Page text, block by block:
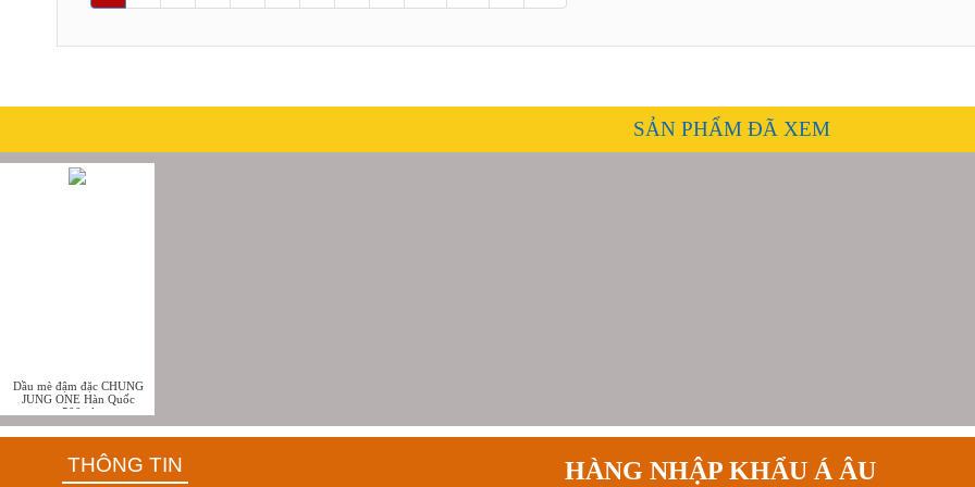
SẢN PHẨM ĐÃ XEM
Dầu mè đậm đặc CHUNG
JUNG ONE Hàn Quốc
500ml
THÔNG TIN HÀNG NHẬP KHẨU Á ÂU